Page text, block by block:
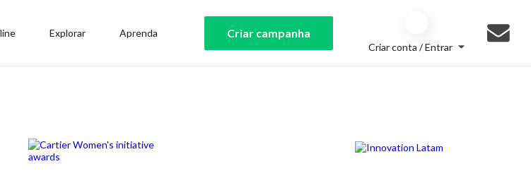
Explorar Aprenda Criar campanha
Criar conta / Entrar